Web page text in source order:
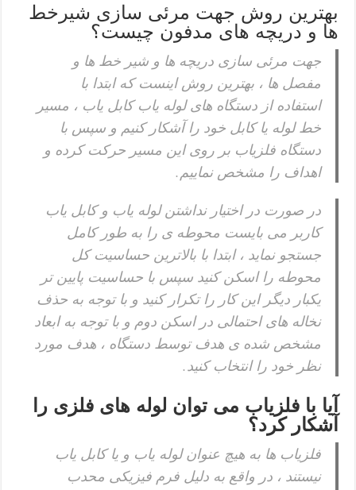
بهترین روش جهت مرئی سازی شیرخط
ها و دریچه های مدفون چیست؟
جهت مرئی سازی دریچه ها و شیر خط ها و
مفصل ها ، بهترین روش اینست که ابتدا با
استفاده از دستگاه های لوله یاب کابل یاب ، مسیر
خط لوله یا کابل خود را آشکار کنیم و سپس با
دستگاه فلزیاب بر روی این مسیر حرکت کرده و
اهداف را مشخص نماییم.
در صورت در اختیار نداشتن لوله یاب و کابل یاب
کاربر می بایست محوطه ی را به طور کامل
جستجو نماید ، ابتدا با بالاترین حساسیت کل
محوطه را اسکن کنید سپس با حساسیت پایین تر
یکبار دیگر این کار را تکرار کنید و با توجه به حذف
نخاله های احتمالی در اسکن دوم و با توجه به ابعاد
مشخص شده ی هدف توسط دستگاه ، هدف مورد
نظر خود را انتخاب کنید.
آیا با فلزیاب می توان لوله های فلزی را
آشکار کرد؟
فلزیاب ها به هیچ عنوان لوله یاب و یا کابل یاب
نیستند ، در واقع به دلیل فرم فیزیکی محدب